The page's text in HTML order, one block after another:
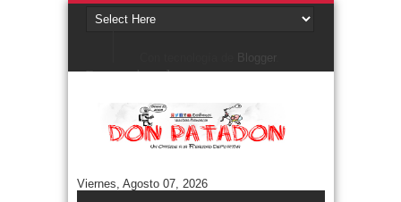
Blogger
Denunciar abuso
Cuentos/ Frases y más
CUENTOS DE FÚTBOL
Viernes, Agosto 07, 2026